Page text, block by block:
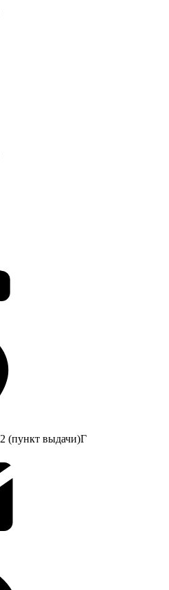
(пункт выдачи)Г